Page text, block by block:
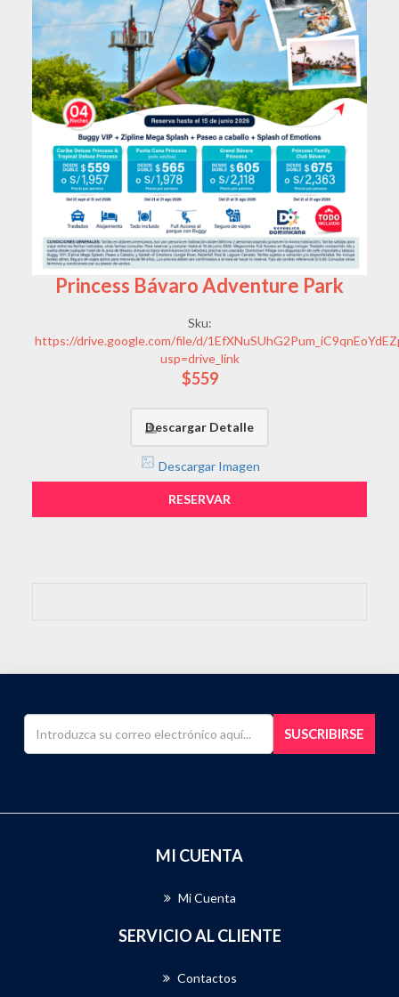
Princess Bávaro Adventure Park
Sku:
https://drive.google.com/file/d/
usp=drive_link
$559
Descargar Detalle
Descargar Imagen
RESERVAR
SUSCRIBIRSE
MI CUENTA
Mi Cuenta
SERVICIO AL CLIENTE
Contactos